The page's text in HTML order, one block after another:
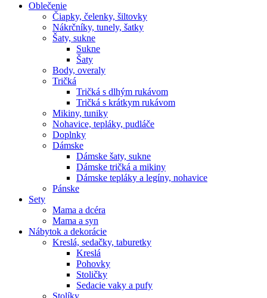
Oblečenie
Čiapky, čelenky, šiltovky
Nákrčníky, tunely, šatky
Šaty, sukne
Sukne
Šaty
Body, overaly
Tričká
Tričká s dlhým rukávom
Tričká s krátkym rukávom
Mikiny, tuniky
Nohavice, tepláky, pudláče
Doplnky
Dámske
Dámske šaty, sukne
Dámske tričká a mikiny
Dámske tepláky a legíny, nohavice
Pánske
Sety
Mama a dcéra
Mama a syn
Nábytok a dekorácie
Kreslá, sedačky, taburetky
Kreslá
Pohovky
Stoličky
Sedacie vaky a pufy
Stolíky